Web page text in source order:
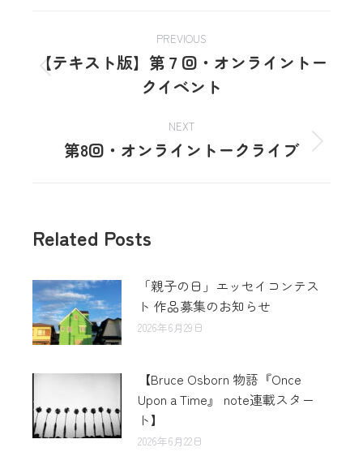
PREVIOUS
【テキスト版】第７回・オンライントー
クイベント
NEXT
第8回・オンライントークライブ
Related Posts
「親子の日」エッセイコンテス
ト 作品募集のお知らせ
2026年6月29日
【Bruce Osborn 物語『Once
Upon a Time』 note連載スター
ト】
2026年6月22日